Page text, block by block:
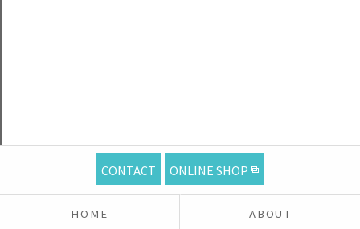
CONTACT ONLINE SHOP
HOME ABOUT